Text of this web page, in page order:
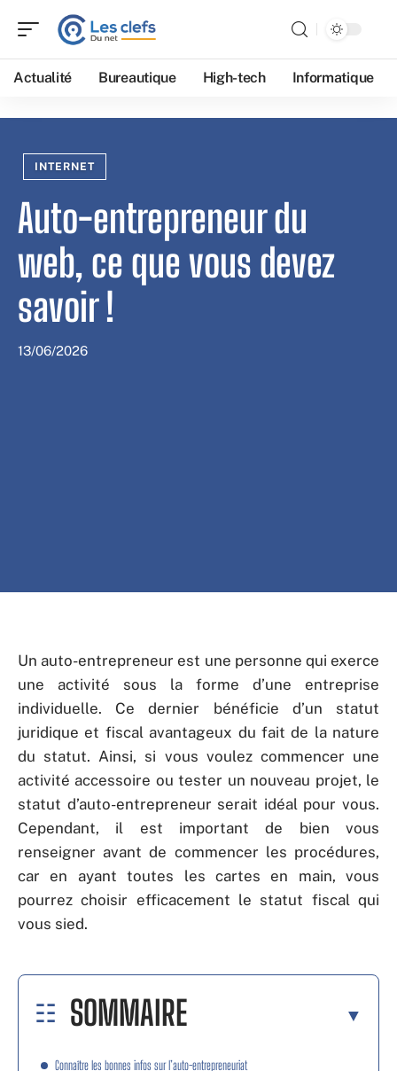
Actualité Bureautique High-tech Informatique
INTERNET
Auto-entrepreneur du
web, ce que vous devez
savoir !
13/06/2026
Un auto-entrepreneur est une personne qui exerce
une activité sous la forme d’une entreprise
individuelle. Ce dernier bénéficie d’un statut
juridique et fiscal avantageux du fait de la nature
du statut. Ainsi, si vous voulez commencer une
activité accessoire ou tester un nouveau projet, le
statut d’auto-entrepreneur serait idéal pour vous.
Cependant, il est important de bien vous
renseigner avant de commencer les procédures,
car en ayant toutes les cartes en main, vous
pourrez choisir efficacement le statut fiscal qui
vous sied.
SOMMAIRE
Connaître les bonnes infos sur l’auto-entrepreneuriat